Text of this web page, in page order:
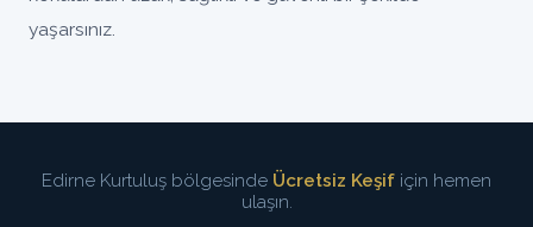
yaşarsınız.
Edirne Kurtuluş bölgesinde Ücretsiz Keşif için hemen
ulaşın.